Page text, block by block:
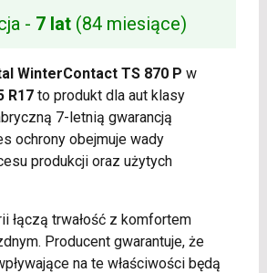
- 7 lat (84 miesiące)
WinterContact TS 870 P w
R17to produkt dla aut klasy
7-letnią gwarancją
ochrony obejmuje wady
produkcji oraz użytych
łączą trwałość z komfortem
Producent gwarantuje, że
na te właściwości będą